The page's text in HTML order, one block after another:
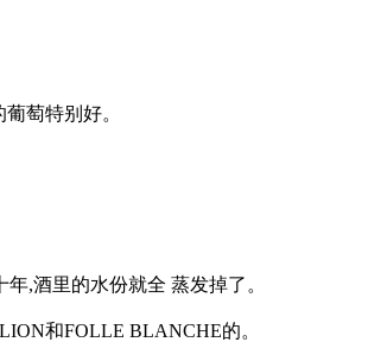
萄特别好。
,酒里的水份就全 蒸发掉了。
和FOLLE BLANCHE的。